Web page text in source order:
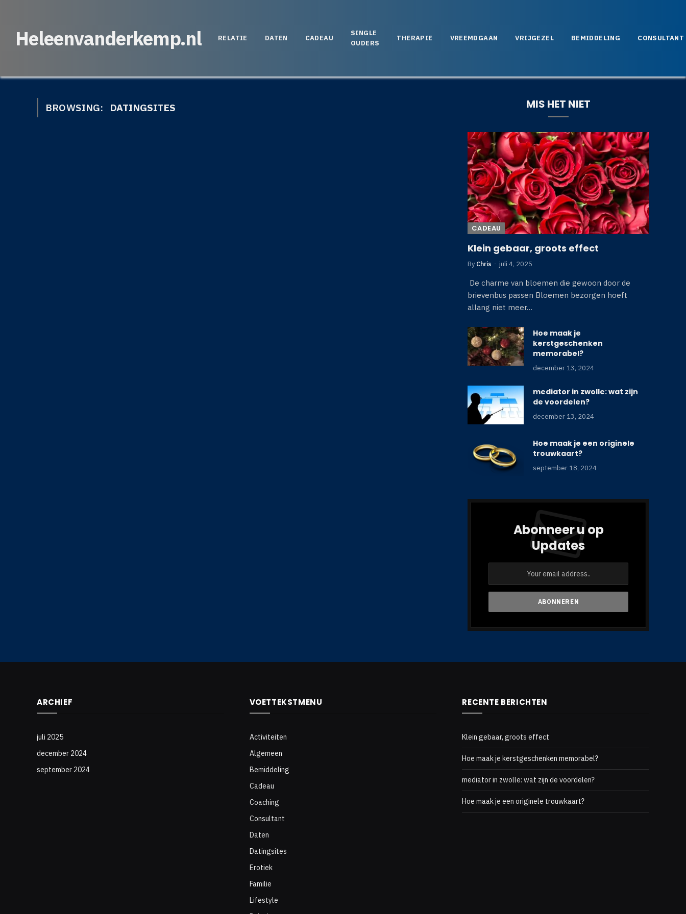
Heleenvanderkemp.nl RELATIE DATEN CADEAU
SINGLE
OUDERS
THERAPIE VREEMDGAAN VRIJGEZEL BEMIDDELING CONSULTANT
BROWSING: DATINGSITES MIS HET NIET
CADEAU
Klein gebaar, groots effect
By Chris juli 4, 2025
De charme van bloemen die gewoon door de
brievenbus passen Bloemen bezorgen hoeft
allang niet meer…
Hoe maak je
kerstgeschenken
memorabel?
december 13, 2024
mediator in zwolle: wat zijn
de voordelen?
december 13, 2024
Hoe maak je een originele
trouwkaart?
september 18, 2024
Abonneer u op
Updates
ARCHIEF
juli 2025
december 2024
september 2024
VOETTEKSTMENU
Activiteiten
Algemeen
Bemiddeling
Cadeau
Coaching
Consultant
Daten
Datingsites
Erotiek
Familie
Lifestyle
RECENTE BERICHTEN
Klein gebaar, groots effect
Hoe maak je kerstgeschenken memorabel?
mediator in zwolle: wat zijn de voordelen?
Hoe maak je een originele trouwkaart?